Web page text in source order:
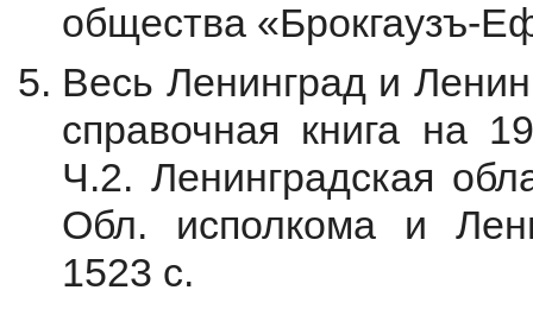
общества «Брокгаузъ-
Весь Ленинград и
справочная книга на
Ч.2. Ленинградская
Обл. исполкома и
1523 с.